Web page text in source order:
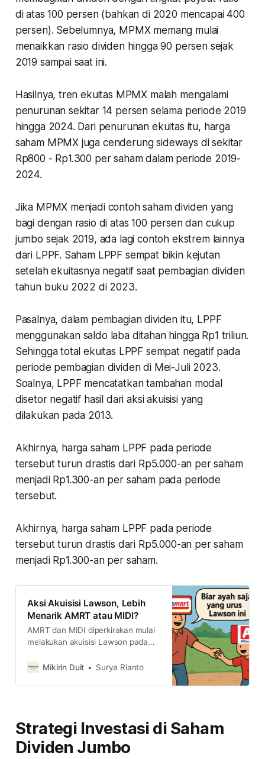
di atas 100 persen (bahkan di 2020 mencapai 400
persen). Sebelumnya, MPMX memang mulai
menaikkan rasio dividen hingga 90 persen sejak
2019 sampai saat ini.
Hasilnya, tren ekuitas MPMX malah mengalami
penurunan sekitar 14 persen selama periode 2019
hingga 2024. Dari penurunan ekuitas itu, harga
saham MPMX juga cenderung sideways di sekitar
Rp800 - Rp1.300 per saham dalam periode 2019-
2024.
Jika MPMX menjadi contoh saham dividen yang
bagi dengan rasio di atas 100 persen dan cukup
jumbo sejak 2019, ada lagi contoh ekstrem lainnya
dari LPPF. Saham LPPF sempat bikin kejutan
setelah ekuitasnya negatif saat pembagian dividen
tahun buku 2022 di 2023.
Pasalnya, dalam pembagian dividen itu, LPPF
menggunakan saldo laba ditahan hingga Rp1 triliun.
Sehingga total ekuitas LPPF sempat negatif pada
periode pembagian dividen di Mei-Juli 2023.
Soalnya, LPPF mencatatkan tambahan modal
disetor negatif hasil dari aksi akuisisi yang
dilakukan pada 2013.
Akhirnya, harga saham LPPF pada periode
tersebut turun drastis dari Rp5.000-an per saham
menjadi Rp1.300-an per saham pada periode
tersebut.
Akhirnya, harga saham LPPF pada periode
tersebut turun drastis dari Rp5.000-an per saham
menjadi Rp1.300-an per saham.
Aksi Akuisisi Lawson, Lebih
Menarik AMRT atau MIDI?
AMRT dan MIDI diperkirakan mulai
melakukan akuisisi Lawson pada
korporasi terafiliasi ini, mana yang
Mikirin Duit Surya Rianto
Strategi Investasi di Saham
Dividen Jumbo